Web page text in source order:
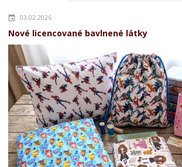
03.02.2026
Nové licencované bavlnené látky